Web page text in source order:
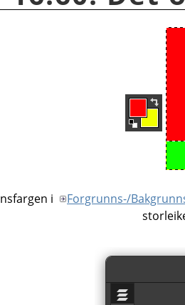
i
Forgrunns-/